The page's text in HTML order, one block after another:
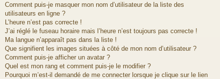
Comment puis-je masquer mon nom d’utilisateur de la liste des
utilisateurs en ligne ?
L’heure n’est pas correcte !
J’ai réglé le fuseau horaire mais l’heure n’est toujours pas correcte !
Ma langue n’apparaît pas dans la liste !
Que signifient les images situées à côté de mon nom d’utilisateur ?
Comment puis-je afficher un avatar ?
Quel est mon rang et comment puis-je le modifier ?
Pourquoi m’est-il demandé de me connecter lorsque je clique sur le lien